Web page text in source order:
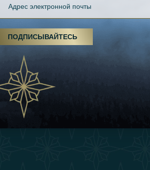
Пешие походы, спа-процедуры и йога: ОАЭ
становятся велнес-центром
03 April 2025
Зимние путешествия для
путешественников из Эмиратов:
переопределение роскошного путешествия
10 March 2025
ПОДПИСЫВАЙТЕСЬ